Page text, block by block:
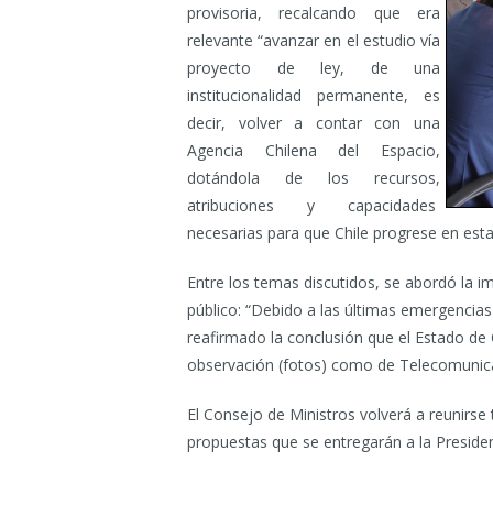
provisoria, recalcando que era
relevante “avanzar en el estudio vía
proyecto de ley, de una
institucionalidad permanente, es
decir, volver a contar con una
Agencia Chilena del Espacio,
dotándola de los recursos,
atribuciones y capacidades
necesarias para que Chile progrese en
Entre los temas discutidos, se abordó la
público: “Debido a las últimas
reafirmado la conclusión que el Estado
observación (fotos) como de
El Consejo de Ministros volverá a
propuestas que se entregarán a la